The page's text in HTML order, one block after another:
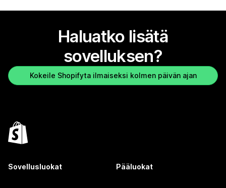
Haluatko lisätä
sovelluksen?
Kokeile Shopifyta ilmaiseksi kolmen päivän ajan
Sovellusluokat Pääluokat